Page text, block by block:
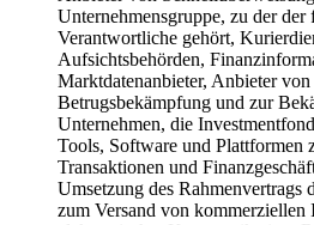
Unternehmensgruppe, zu der
Verantwortliche gehört,
Aufsichtsbehörden,
Marktdatenanbieter, Anbieter
Betrugsbekämpfung und zur
Unternehmen, die
Tools, Software und Plattformen
Transaktionen und
Umsetzung des Rahmenvertrags
zum Versand von kommerziellen